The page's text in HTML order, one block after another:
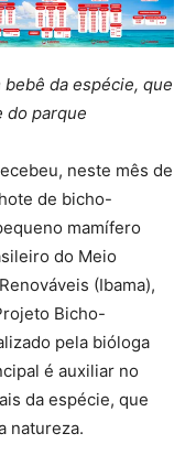
da espécie, que
do parque
neste mês de
de bicho-
mamífero
do Meio
(Ibama),
Bicho-
pela bióloga
é auxiliar no
da espécie, que
natureza.